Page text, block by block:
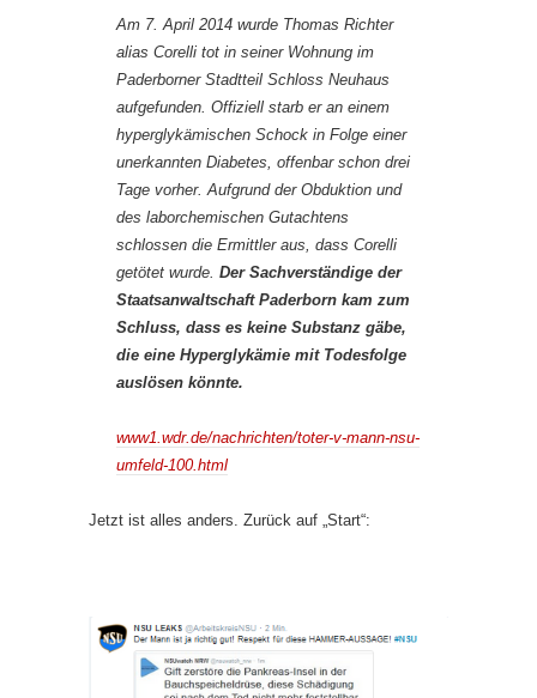
Am 7. April 2014 wurde Thomas Richter
alias Corelli tot in seiner Wohnung im
Paderborner Stadtteil Schloss Neuhaus
aufgefunden. Offiziell starb er an einem
hyperglykämischen Schock in Folge einer
unerkannten Diabetes, offenbar schon drei
Tage vorher. Aufgrund der Obduktion und
des laborchemischen Gutachtens
schlossen die Ermittler aus, dass Corelli
getötet wurde. Der Sachverständige der
Staatsanwaltschaft Paderborn kam zum
Schluss, dass es keine Substanz gäbe,
die eine Hyperglykämie mit Todesfolge
auslösen könnte.
www1.wdr.de/nachrichten/toter-v-mann-nsu-
umfeld-100.html
Jetzt ist alles anders. Zurück auf „Start“: